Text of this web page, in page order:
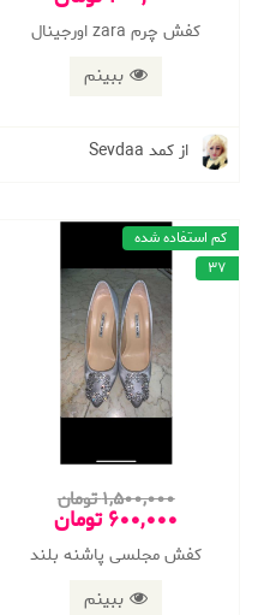
کفش چرم zara اورجینال
ببینم
از کمد Sevdaa
1,500,000 تومان
600,000 تومان
کفش مجلسی پاشنه بلند
ببینم
کم استفاده شده
37